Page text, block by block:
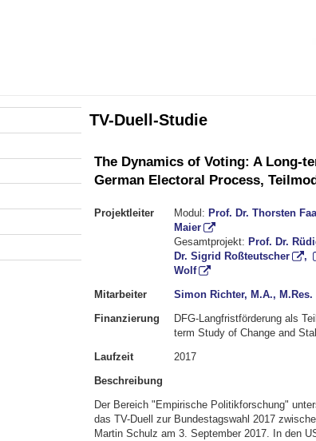
TV-Duell-Studie
The Dynamics of Voting: A Long-
German Electoral Process,
Projektleiter Modul: Prof. Dr. Thorsten
Maier
Gesamtprojekt: Prof. Dr.
Dr. Sigrid Roßteutscher
,
Wolf
Mitarbeiter
Simon Richter, M.A., M.Res.
Finanzierung
DFG-Langfristförderung als
term Study of Change and
Laufzeit
2017
Beschreibung
Der Bereich "Empirische Politikforschung"
das TV-Duell zur Bundestagswahl 2017
Martin Schulz am 3. September 2017. In den